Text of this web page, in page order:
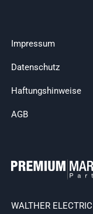
Impressum
Datenschutz
Haftungshinweise
AGB
WALTHER ELECTRIC